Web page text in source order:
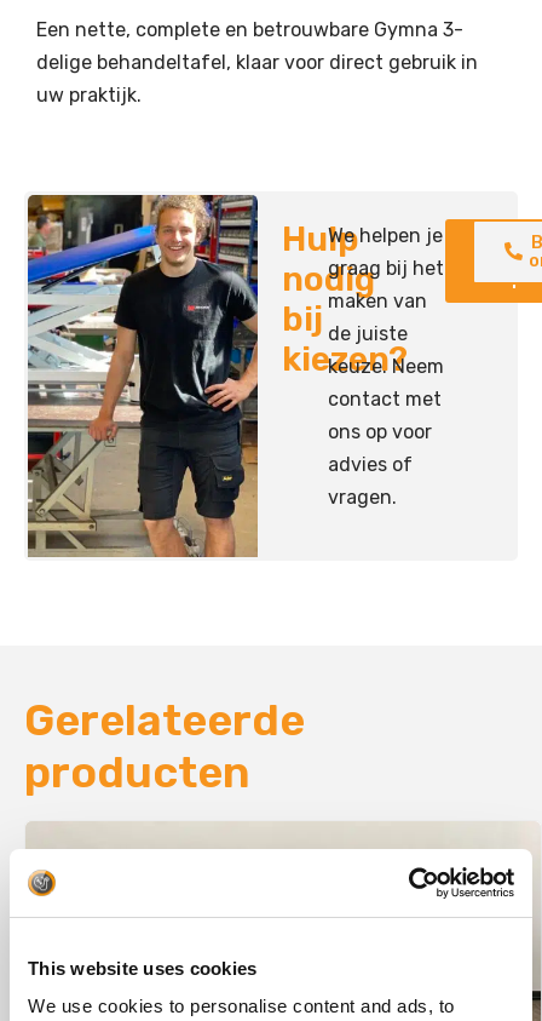
This website uses cookies
We use cookies to personalise content and ads, to
Een nette, complete en betrouwbare Gymna 3-
delige behandeltafel, klaar voor direct gebruik in
uw praktijk.
Hulp
nodig
bij
kiezen?
We helpen je
graag bij het
maken van
de juiste
keuze. Neem
contact met
ons op voor
advies of
vragen.
Neem
op
Gerelateerde
producten